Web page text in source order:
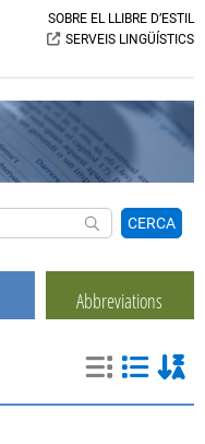
SOBRE EL LLIBRE D’ESTIL
SERVEIS LINGÜÍSTICS
CERCA
Abbreviations